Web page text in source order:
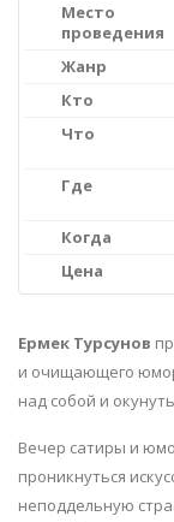
Место
проведения
Жанр
Кто
Что
Где
Когда
Цена
Ермек Турсунов
и очищающего
над собой и
Вечер сатиры и
проникнуться
неподдельную